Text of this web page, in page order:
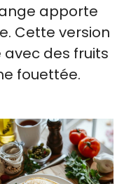
apporte
Cette version
des fruits
fouettée.